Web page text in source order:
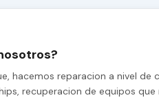
hacemos reparacion a nivel de
recuperacion de equipos que